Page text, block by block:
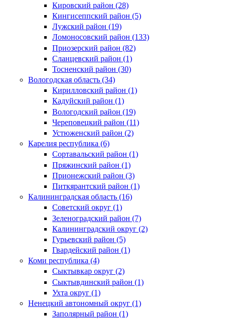
Кировский район (28)
Кингисеппский район (5)
Лужский район (19)
Ломоносовский район (133)
Приозерский район (82)
Сланцевский район (1)
Тосненский район (30)
Вологодская область (34)
Кирилловский район (1)
Кадуйский район (1)
Вологодский район (19)
Череповецкий район (11)
Устюженский район (2)
Карелия республика (6)
Сортавальский район (1)
Пряжинский район (1)
Прионежский район (3)
Питкярантский район (1)
Калининградская область (16)
Советский округ (1)
Зеленоградский район (7)
Калининградский округ (2)
Гурьевский район (5)
Гвардейский район (1)
Коми республика (4)
Сыктывкар округ (2)
Сыктывдинский район (1)
Ухта округ (1)
Ненецкий автономный округ (1)
Заполярный район (1)